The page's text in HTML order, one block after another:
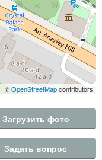
| ©OpenStreetMapcontributors
Загрузить фото
Задать вопрос